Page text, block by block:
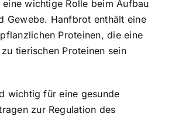
eine wichtige Rolle beim Aufbau
Gewebe. Hanfbrot enthält eine
Proteinen, die eine
tierischen Proteinen sein
wichtig für eine gesunde
zur Regulation des